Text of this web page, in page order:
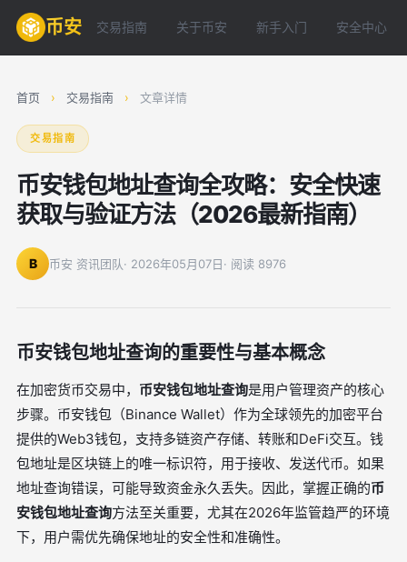
币安 交易指南 关于币安 新手入门 安全中心
首页 › 交易指南 › 文章详情
交易指南
币安钱包地址查询全攻略：安全快速
获取与验证方法（2026最新指南）
B 币安 资讯团队· 2026年05月07日· 阅读 8976
币安钱包地址查询的重要性与基本概念
在加密货币交易中， 币安钱包地址查询是用户管理资产的核心
步骤。币安钱包（Binance Wallet）作为全球领先的加密平台
提供的Web3钱包，支持多链资产存储、转账和DeFi交互。钱
包地址是区块链上的唯一标识符，用于接收、发送代币。如果
地址查询错误，可能导致资金永久丢失。因此，掌握正确的币
安钱包地址查询方法至关重要，尤其在2026年监管趋严的环境
下，用户需优先确保地址的安全性和准确性。